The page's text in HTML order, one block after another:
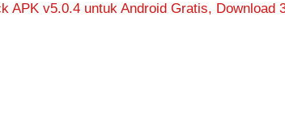
APK v5.0.4 untuk Android Gratis, Download